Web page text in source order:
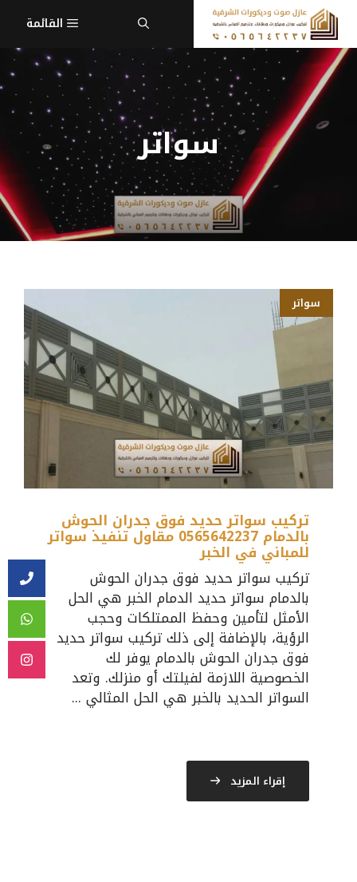
انتقل
إلى
المحتوى
القائمة
سواتر
سواتر
تركيب سواتر حديد فوق جدران الحوش
بالدمام 0565642237 مقاول تنفيذ سواتر
للمباني في الخبر
تركيب سواتر حديد فوق جدران الحوش
بالدمام سواتر حديد الدمام الخبر هي الحل
الأمثل لتأمين وحفظ الممتلكات وحجب
الرؤية، بالإضافة إلى ذلك تركيب سواتر حديد
فوق جدران الحوش بالدمام يوفر لك
الخصوصية اللازمة لفيلتك أو منزلك. وتعد
السواتر الحديد بالخبر هي الحل المثالي ...
إقراء المزيد